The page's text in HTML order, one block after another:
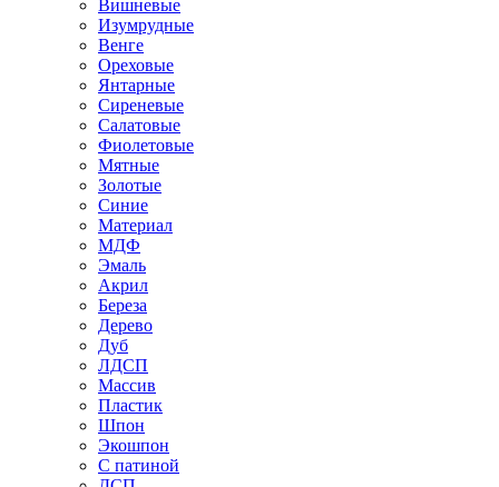
Вишневые
Изумрудные
Венге
Ореховые
Янтарные
Сиреневые
Салатовые
Фиолетовые
Мятные
Золотые
Синие
Материал
МДФ
Эмаль
Акрил
Береза
Дерево
Дуб
ЛДСП
Массив
Пластик
Шпон
Экошпон
С патиной